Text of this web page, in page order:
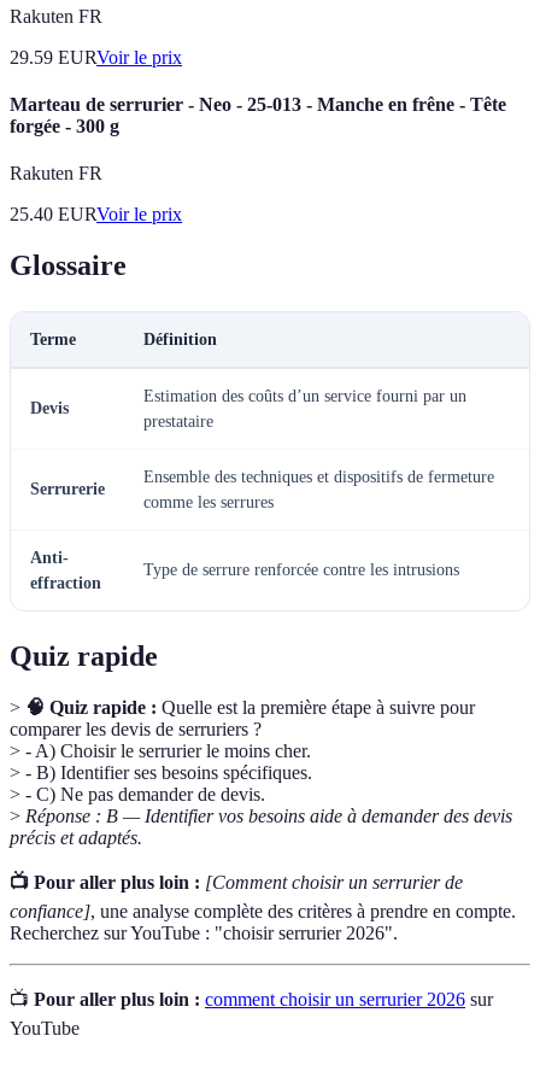
Rakuten FR
29.59 EURVoir le prix
Marteau de serrurier - Neo - 25-013 - Manche en frêne - Tête
forgée - 300 g
Rakuten FR
25.40 EURVoir le prix
Glossaire
Terme Définition
Devis
Estimation des coûts d’un service fourni par un
prestataire
Serrurerie
Ensemble des techniques et dispositifs de fermeture
comme les serrures
Anti-
effraction
Type de serrure renforcée contre les intrusions
Quiz rapide
> 🧠 Quiz rapide : Quelle est la première étape à suivre pour
comparer les devis de serruriers ?
> - A) Choisir le serrurier le moins cher.
> - B) Identifier ses besoins spécifiques.
> - C) Ne pas demander de devis.
> Réponse : B — Identifier vos besoins aide à demander des devis
précis et adaptés.
📺 Pour aller plus loin : [Comment choisir un serrurier de
confiance], une analyse complète des critères à prendre en compte.
Recherchez sur YouTube : "choisir serrurier 2026".
📺 Pour aller plus loin : comment choisir un serrurier 2026 sur
YouTube